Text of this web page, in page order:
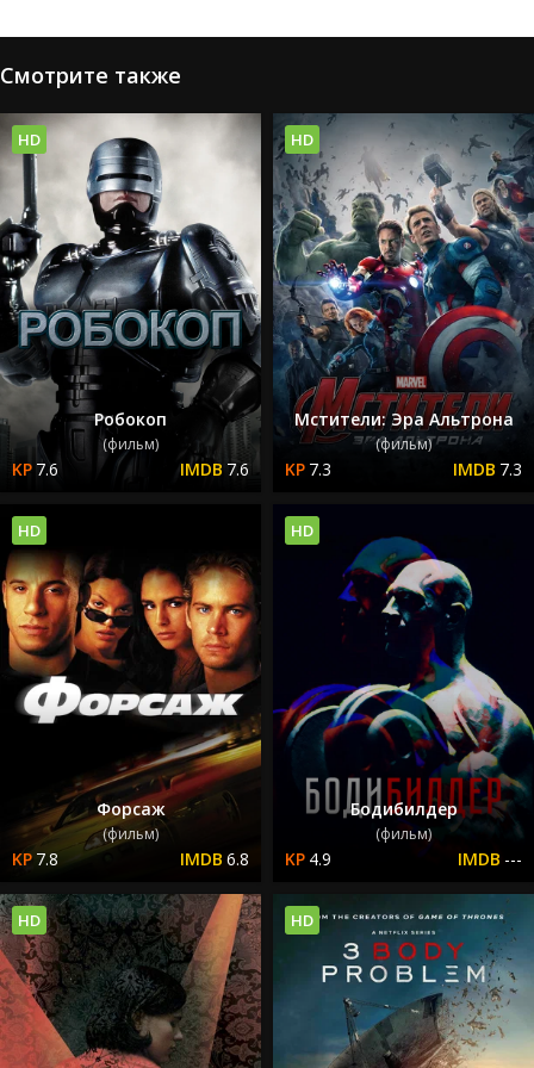
Смотрите также
Робокоп
(фильм)
7.6 7.6
HD
Мстители: Эра Альтрона
(фильм)
7.3 7.3
HD
Форсаж
(фильм)
7.8 6.8
HD
Бодибилдер
(фильм)
4.9 ---
HD
HD HD